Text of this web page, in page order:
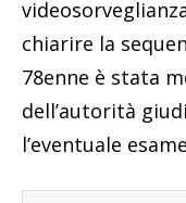
chiarire la
78enne è stata
dell’autorità
l’eventuale